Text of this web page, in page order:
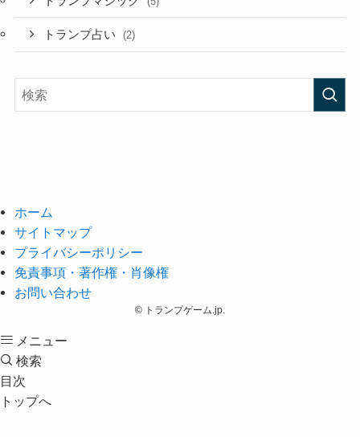
トランプ占い (2)
ホーム
サイトマップ
プライバシーポリシー
免責事項・著作権・肖像権
お問い合わせ
© トランプゲーム.jp.
メニュー
検索
目次
トップへ